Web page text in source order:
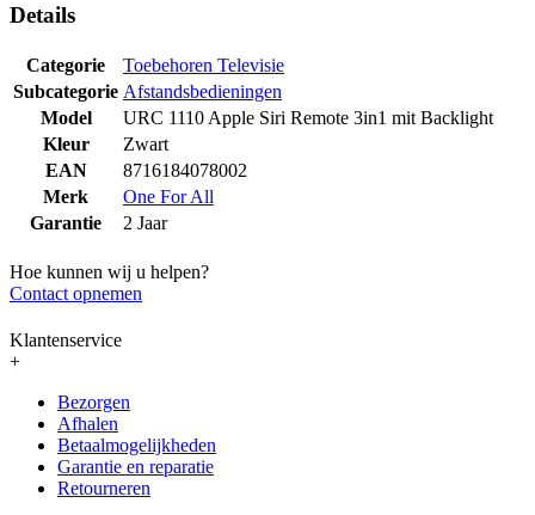
Details
Categorie
Toebehoren Televisie
Subcategorie Afstandsbedieningen
Model
URC 1110 Apple Siri Remote 3in1 mit Backlight
Kleur
Zwart
EAN
8716184078002
Merk
One For All
Garantie
2 Jaar
Hoe kunnen wij u helpen?
Contact opnemen
Klantenservice
+
Bezorgen
Afhalen
Betaalmogelijkheden
Garantie en reparatie
Retourneren